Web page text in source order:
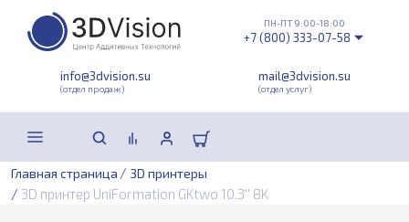
info@3dvision.su
(отдел продаж)
mail@3dvision.su
(отдел услуг)
ПН-ПТ 9:00-18:00
+7 (800) 333-07-58
Главная страница / 3D принтеры
/ 3D принтер UniFormation GKtwo 10.3'' 8K